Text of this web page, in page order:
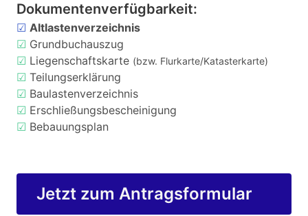
Dokumentenverfügbarkeit:
☑ Altlastenverzeichnis
☑ Grundbuchauszug
☑ Liegenschaftskarte (bzw. Flurkarte/Katasterkarte)
☑ Teilungserklärung
☑ Baulastenverzeichnis
☑ Erschließungsbescheinigung
☑ Bebauungsplan
Jetzt zum Antragsformular